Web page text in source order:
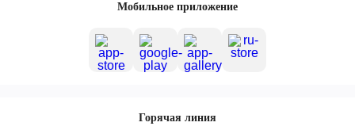
Мобильное приложение
Горячая линия